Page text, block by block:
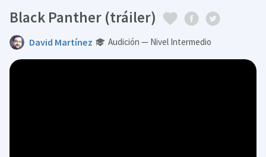
Black Panther (tráiler)
David Martínez Audición — Nivel Intermedio